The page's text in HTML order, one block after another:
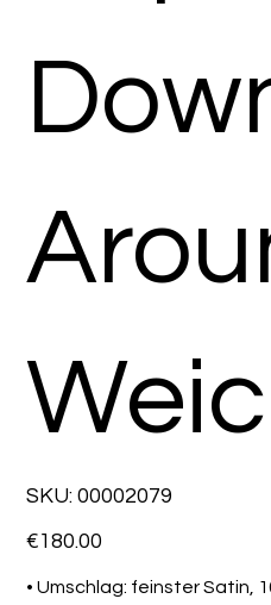
SKU: SKU
00002079
00002079
Price
€180.00
• Umschlag: feinster Satin,